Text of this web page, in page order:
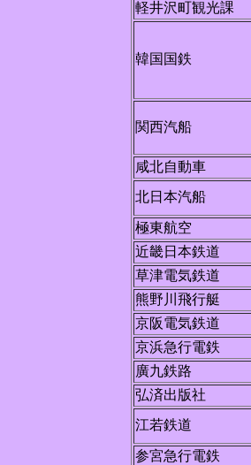
軽井沢町観光課
韓国国鉄
関西汽船
咸北自動車
北日本汽船
極東航空
近畿日本鉄道
草津電気鉄道
熊野川飛行艇
京阪電気鉄道
京浜急行電鉄
廣九鉄路
弘済出版社
江若鉄道
参宮急行電鉄